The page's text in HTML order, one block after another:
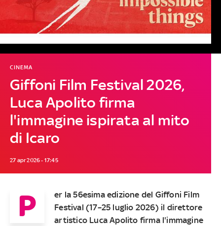
Giffoni Film Festival 2026,
Luca Apolito firma
l'immagine ispirata al mito
di Icaro
CINEMA
27 apr 2026 - 17:45
P
er la 56esima edizione del Giffoni Film
Festival (17–25 luglio 2026) il direttore
artistico Luca Apolito firma l'immagine